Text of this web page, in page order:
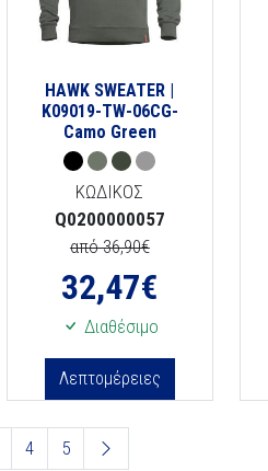
HAWK SWEATER |
K09019-TW-06CG-
Camo Green
ΚΩΔΙΚΟΣ
Q0200000057
από 36,90€
32,47€
Διαθέσιμο
Λεπτομέρειες
4 5